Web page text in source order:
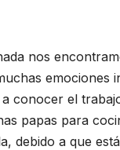
nos
emociones
conocer el
papas para
a que